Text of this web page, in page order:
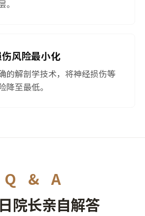
。
风险最小化
的解剖学技术，将神经损伤等
降至最低。
Q & A
院长亲自解答